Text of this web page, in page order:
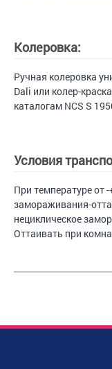
Колеровка:
Ручная колеровка
Dali или колер-
каталогам NCS S
Условия
При температуре от
замораживания-
нециклическое
Оттаивать при